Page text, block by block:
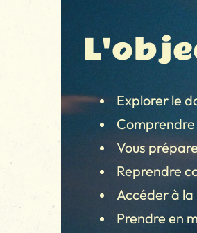
Explorer le
Vous
Reprendre
Accéder à la
Prendre en